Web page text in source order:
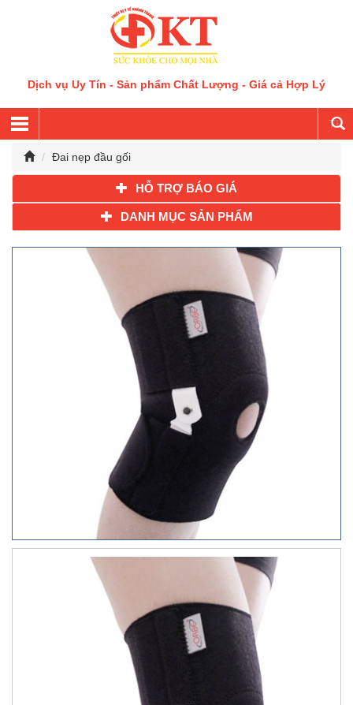
Dịch vụ Uy Tín - Sản phẩm Chất Lượng - Giá cả Hợp Lý
Đai nẹp đầu gối
HỖ TRỢ BÁO GIÁ
DANH MỤC SẢN PHẨM